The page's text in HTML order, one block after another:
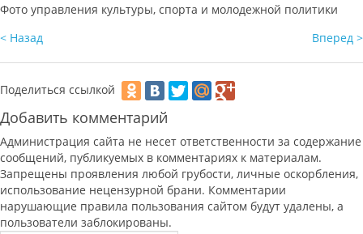
Фото управления культуры, спорта и молодежной политики
< Назад
Вперед >
Поделиться ссылкой
Добавить комментарий
Администрация сайта не несет ответственности за содержание
сообщений, публикуемых в комментариях к материалам.
Запрещены проявления любой грубости, личные оскорбления,
использование нецензурной брани. Комментарии
нарушающие правила пользования сайтом будут удалены, а
пользователи заблокированы.